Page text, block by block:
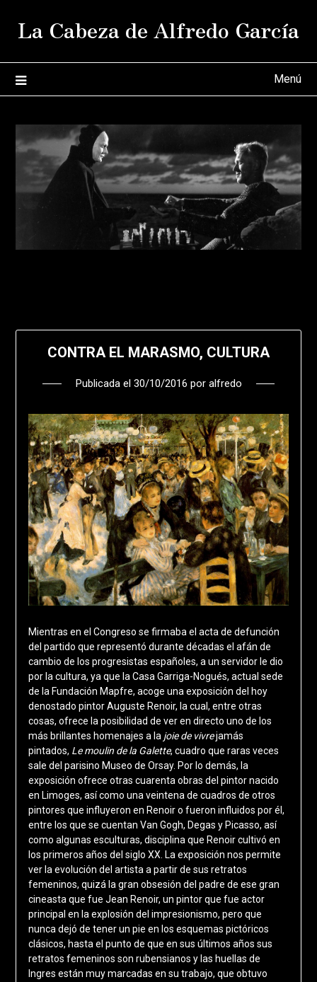
La Cabeza de Alfredo García
Menú
CONTRA EL MARASMO, CULTURA
Publicada el 30/10/2016 por alfredo
Mientras en el Congreso se firmaba el acta de defunción
del partido que representó durante décadas el afán de
cambio de los progresistas españoles, a un servidor le dio
por la cultura, ya que la Casa Garriga-Nogués, actual sede
de la Fundación Mapfre, acoge una exposición del hoy
denostado pintor Auguste Renoir, la cual, entre otras
cosas, ofrece la posibilidad de ver en directo uno de los
más brillantes homenajes a lajoie de vivrejamás
pintados, Le moulin de la Galette, cuadro que raras veces
sale del parisino Museo de Orsay. Por lo demás, la
exposición ofrece otras cuarenta obras del pintor nacido
en Limoges, así como una veintena de cuadros de otros
pintores que influyeron en Renoir o fueron influidos por él,
entre los que se cuentan Van Gogh, Degas y Picasso, así
como algunas esculturas, disciplina que Renoir cultivó en
los primeros años del siglo XX. La exposición nos permite
ver la evolución del artista a partir de sus retratos
femeninos, quizá la gran obsesión del padre de ese gran
cineasta que fue Jean Renoir, un pintor que fue actor
principal en la explosión del impresionismo, pero que
nunca dejó de tener un pie en los esquemas pictóricos
clásicos, hasta el punto de que en sus últimos años sus
retratos femeninos son rubensianos y las huellas de
Ingres están muy marcadas en su trabajo, que obtuvo